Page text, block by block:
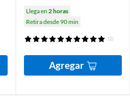
Llega en 2 horas
Retira desde 90 min
(2)
Agregar